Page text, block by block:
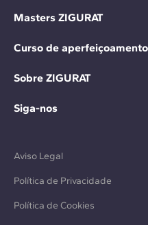
Masters ZIGURAT
Curso de aperfeiçoamento
Sobre ZIGURAT
Siga-nos
Aviso Legal
Política de Privacidade
Política de Cookies